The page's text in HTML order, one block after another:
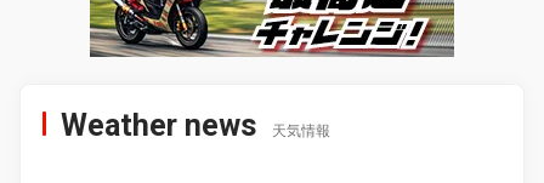
Weather news 天気情報